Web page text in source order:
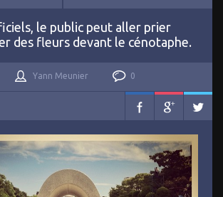
le public peut aller prier
des fleurs devant le cénotaphe.
Yann Meunier 0